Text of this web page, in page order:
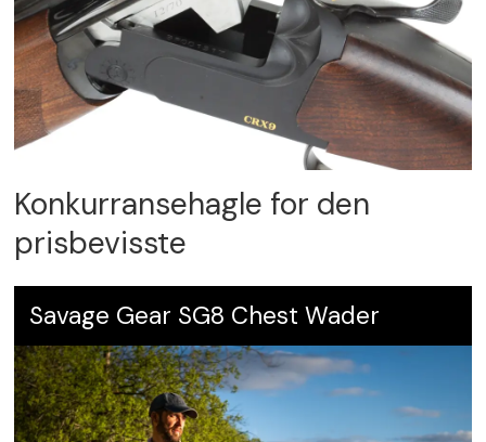
Konkurransehagle for den
prisbevisste
Savage Gear SG8 Chest Wader